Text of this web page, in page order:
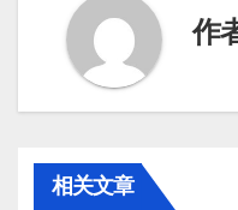
作
相关文章